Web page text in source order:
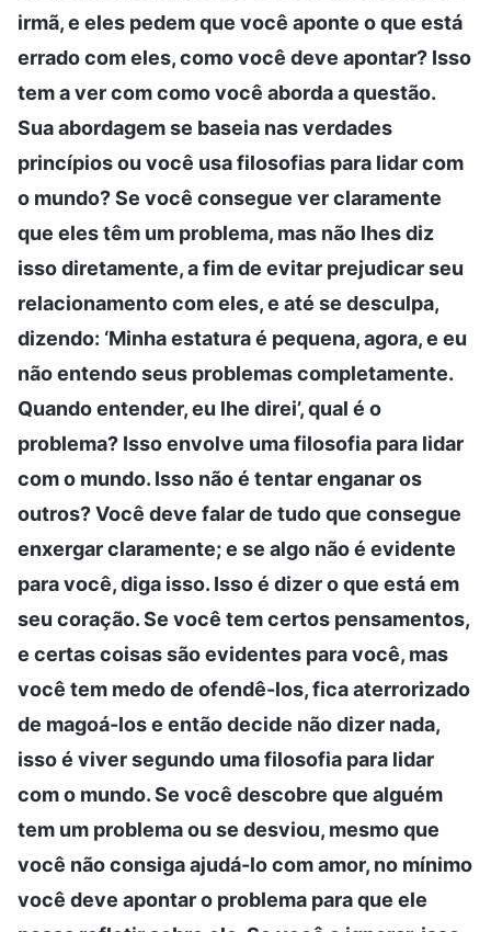
irmã, e eles pedem que você aponte o que está
errado com eles, como você deve apontar? Isso
tem a ver com como você aborda a questão.
Sua abordagem se baseia nas verdades
princípios ou você usa filosofias para lidar com
o mundo? Se você consegue ver claramente
que eles têm um problema, mas não lhes diz
isso diretamente, a fim de evitar prejudicar seu
relacionamento com eles, e até se desculpa,
dizendo: ‘Minha estatura é pequena, agora, e eu
não entendo seus problemas completamente.
Quando entender, eu lhe direi’, qual é o
problema? Isso envolve uma filosofia para lidar
com o mundo. Isso não é tentar enganar os
outros? Você deve falar de tudo que consegue
enxergar claramente; e se algo não é evidente
para você, diga isso. Isso é dizer o que está em
seu coração. Se você tem certos pensamentos,
e certas coisas são evidentes para você, mas
você tem medo de ofendê-los, fica aterrorizado
de magoá-los e então decide não dizer nada,
isso é viver segundo uma filosofia para lidar
com o mundo. Se você descobre que alguém
tem um problema ou se desviou, mesmo que
você não consiga ajudá-lo com amor, no mínimo
você deve apontar o problema para que ele